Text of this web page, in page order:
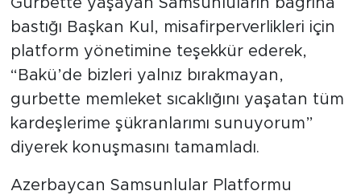
bastığı Başkan Kul, misafirperverlikleri için
platform yönetimine teşekkür ederek,
“Bakü’de bizleri yalnız bırakmayan,
gurbette memleket sıcaklığını yaşatan tüm
kardeşlerime şükranlarımı sunuyorum”
diyerek konuşmasını tamamladı.
Azerbaycan Samsunlular Platformu